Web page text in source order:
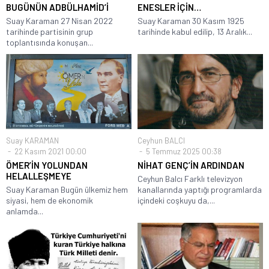
BUGÜNÜN ADBÜLHAMİD’İ
Suay Karaman 27 Nisan 2022
tarihinde partisinin grup
toplantısında konuşan...
ENESLER İÇİN…
Suay Karaman 30 Kasım 1925
tarihinde kabul edilip, 13 Aralık...
Suay KARAMAN
22 Kasım 2021 00:00
ÖMER’İN YOLUNDAN
HELALLEŞMEYE
Suay Karaman Bugün ülkemiz hem
siyasi, hem de ekonomik
anlamda...
Ceyhun BALCI
5 Temmuz 2025 00:38
NİHAT GENÇ’İN ARDINDAN
Ceyhun Balcı Farklı televizyon
kanallarında yaptığı programlarda
içindeki coşkuyu da,...